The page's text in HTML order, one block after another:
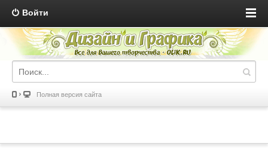
Войти
Полная версия сайта